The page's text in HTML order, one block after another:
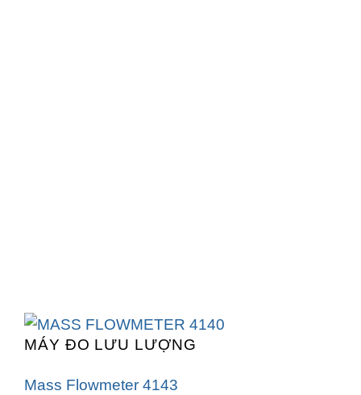
MÁY ĐO LƯU LƯỢNG
Mass Flowmeter 4143